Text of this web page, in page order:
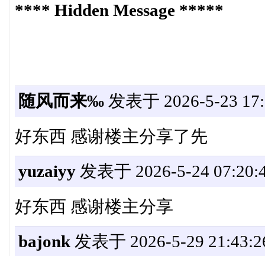
**** Hidden Message *****
随风而来‰发表于 2026-5-23
好东西 感谢楼主分享了先
yuzaiyy发表于 2026-5-24
好东西 感谢楼主分享
bajonk发表于 2026-5-29